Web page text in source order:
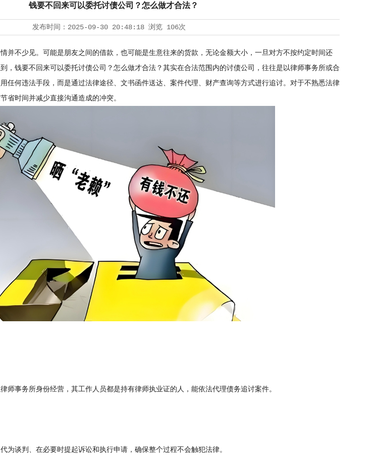
钱要不回来可以委托讨债公司？怎么做才合法？
发布时间： 2025-09-30 20:48:18 浏览 106次
不少见。可能是朋友之间的借款，也可能是生意往来的货款，无论金额大小，一旦对方不按约定时间还
，钱要不回来可以委托讨债公司 ？怎么做才合法？其实在合法范围内的讨债公司，往往是以律师事务所或合
任何违法手段，而是通过法律途径、文书函件送达、案件代理、财产查询等方式进行追讨。对于不熟悉法律
省时间并减少直接沟通造成的冲突。
事务所身份经营，其工作人员都是持有律师执业证的人，能依法代理债务追讨案件。
谈判、在必要时提起诉讼和执行申请，确保整个过程不会触犯法律。